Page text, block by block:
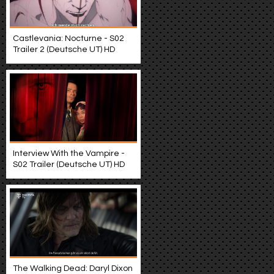
Castlevania: Nocturne - S02
Trailer 2 (Deutsche UT) HD
Interview With the Vampire -
S02 Trailer (Deutsche UT) HD
The Walking Dead: Daryl Dixon